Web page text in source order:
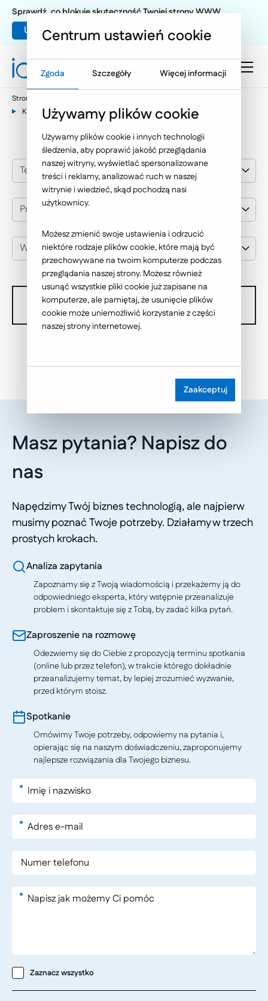
Umów warsztat UX
Sprawdź, co blokuje skuteczność Twojej strony WWW
Strona główna
KMT Gjenvinning
Technologie Internetowe
Przemysł
Wybierz klienta
W chwili obecnej nie dysponujemy żadnymi realizacjami.
Masz pytania? Napisz do
nas
Napędzimy Twój biznes technologią, ale najpierw
musimy poznać Twoje potrzeby. Działamy w trzech
prostych krokach.
Analiza zapytania
Zapoznamy się z Twoją wiadomością i przekażemy ją do
odpowiedniego eksperta, który wstępnie przeanalizuje
problem i skontaktuje się z Tobą, by zadać kilka pytań.
Zaproszenie na rozmowę
Odezwiemy się do Ciebie z propozycją terminu spotkania
(online lub przez telefon), w trakcie którego dokładnie
przeanalizujemy temat, by lepiej zrozumieć wyzwanie,
przed którym stoisz.
Spotkanie
Omówimy Twoje potrzeby, odpowiemy na pytania i,
opierając się na naszym doświadczeniu, zaproponujemy
najlepsze rozwiązania dla Twojego biznesu.
*
*
*
Zaznacz wszystko
Centrum ustawień cookie
Zgoda Szczegóły Więcej informacji
Używamy plików cookie
Używamy plików cookie i innych technologii
śledzenia, aby poprawić jakość przeglądania
naszej witryny, wyświetlać spersonalizowane
treści i reklamy, analizować ruch w naszej
witrynie i wiedzieć, skąd pochodzą nasi
użytkownicy.
Możesz zmienić swoje ustawienia i odrzucić
niektóre rodzaje plików cookie, które mają być
przechowywane na twoim komputerze podczas
przeglądania naszej strony. Możesz również
usunąć wszystkie pliki cookie już zapisane na
komputerze, ale pamiętaj, że usunięcie plików
cookie może uniemożliwić korzystanie z części
naszej strony internetowej.
Zaakceptuj